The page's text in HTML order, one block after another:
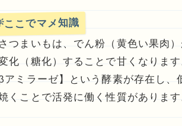
ここでマメ知識
つまいもは、でん粉（黄色い果肉
化（糖化）することで甘くなりま
βアミラーゼ】という酵素が存在し、
くことで活発に働く性質がありま